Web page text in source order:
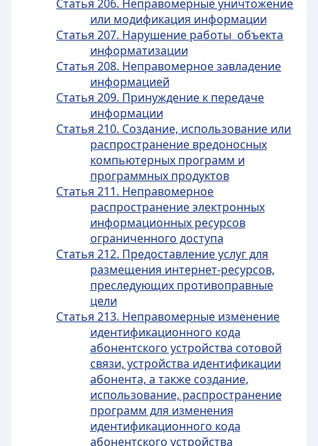
Статья 206. Неправомерные уничтожение
или модификация информации
Статья 207. Нарушение работы объекта
информатизации
Статья 208. Неправомерное завладение
информацией
Статья 209. Принуждение к передаче
информации
Статья 210. Создание, использование или
распространение вредоносных
компьютерных программ и
программных продуктов
Статья 211. Неправомерное
распространение электронных
информационных ресурсов
ограниченного доступа
Статья 212. Предоставление услуг для
размещения интернет-ресурсов,
преследующих противоправные
цели
Статья 213. Неправомерные изменение
идентификационного кода
абонентского устройства сотовой
связи, устройства идентификации
абонента, а также создание,
использование, распространение
программ для изменения
идентификационного кода
абонентского устройства